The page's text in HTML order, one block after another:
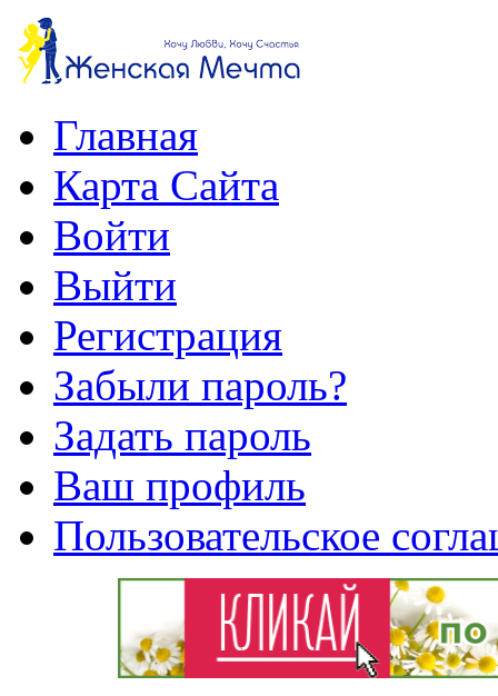
Главная
Карта Сайта
Войти
Выйти
Регистрация
Забыли пароль?
Задать пароль
Ваш профиль
Пользовательское